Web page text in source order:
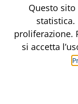
Via della
Questo
proliferazione.
si accetta